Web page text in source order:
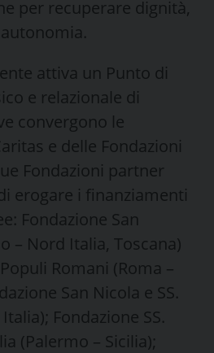
per recuperare dignità,
attiva un Punto di
e relazionale di
convergono le
e delle Fondazioni
Fondazioni partner
erogare i finanziamenti
Fondazione San
– Nord Italia, Toscana)
Romani (Roma –
San Nicola e SS.
Fondazione SS.
(Palermo – Sicilia);